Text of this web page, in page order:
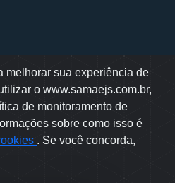
melhorar sua experiência de
o www.samaejs.com.br,
de monitoramento de
sobre como isso é
. Se você concorda,
Água Verde - Jaraguá do Sul
- SC
os direitos reservados
Mídia Agência Digital